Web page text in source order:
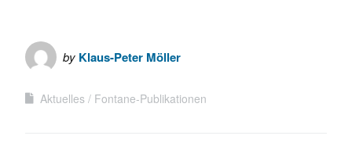
by Klaus-Peter Möller
Aktuelles Fontane-Publikationen